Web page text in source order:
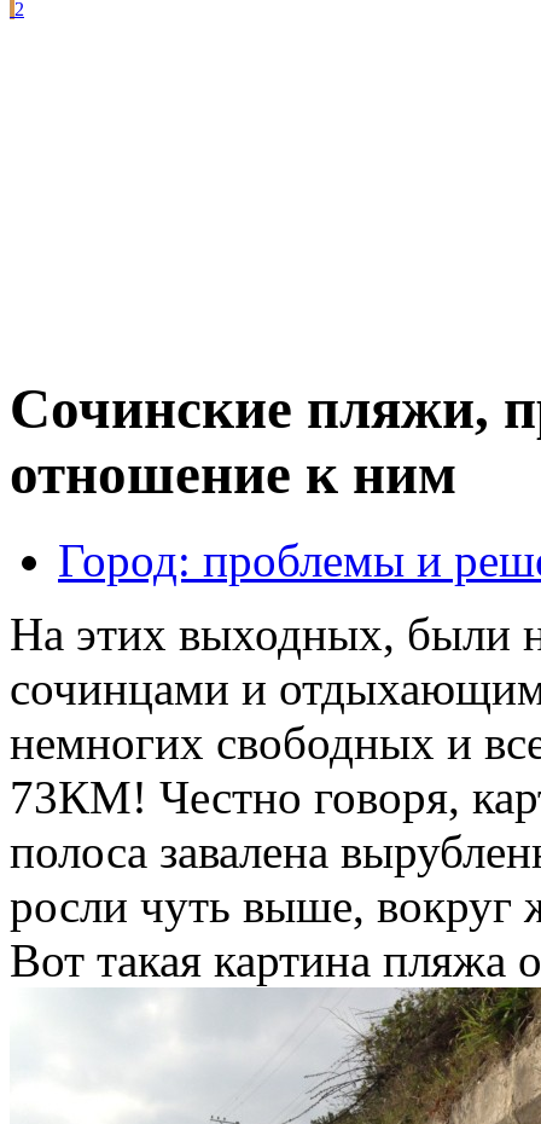
2
Сочинские пляжи,
отношение к ним
Город: проблемы и
На этих выходных, были
сочинцами и
немногих свободных и
73КМ! Честно говоря,
полоса завалена
росли чуть выше, вокруг
Вот такая картина пляжа